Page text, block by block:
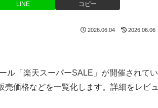
LINE コピー
2026.06.04 2026.06.06
ル「楽天スーパーSALE」が開催されてい
価格などを一覧化します。詳細をレビュ